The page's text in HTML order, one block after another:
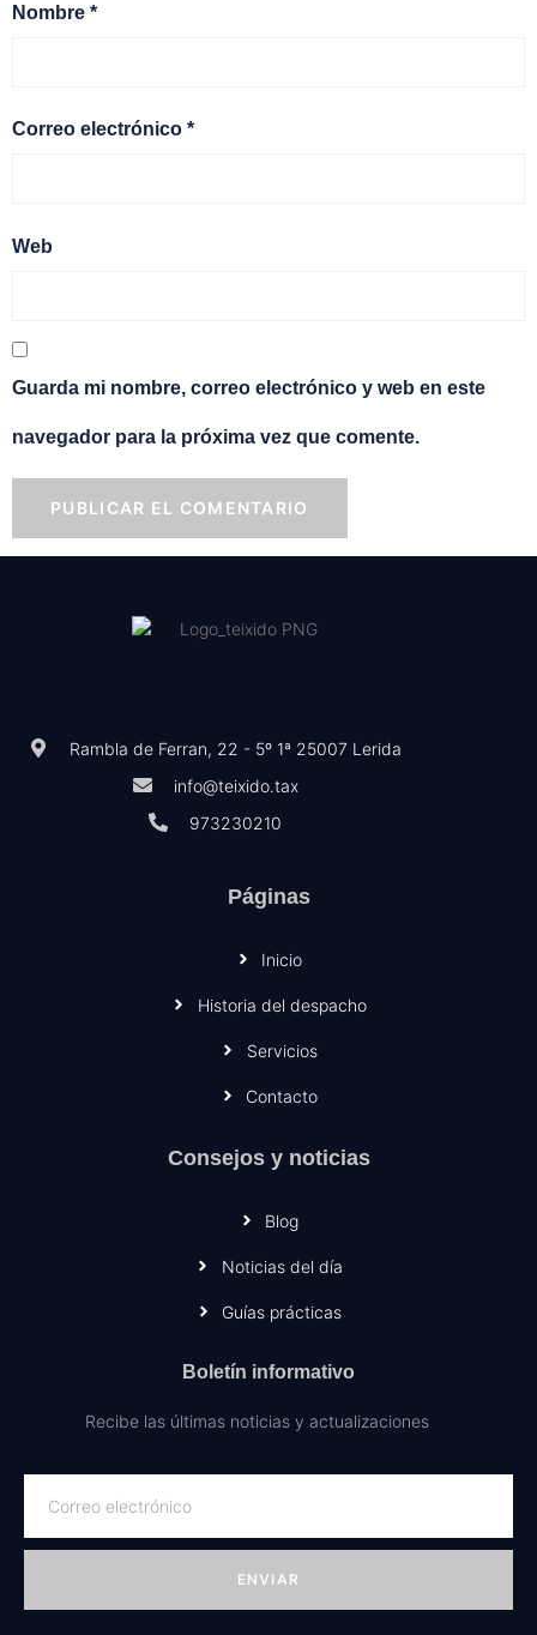
Nombre *
Correo electrónico *
Web
Guarda mi nombre, correo electrónico y web en este
navegador para la próxima vez que comente.
Rambla de Ferran, 22 - 5º 1ª 25007 Lerida
info@teixido.tax
973230210
Páginas
Inicio
Historia del despacho
Servicios
Contacto
Consejos y noticias
Blog
Noticias del día
Guías prácticas
Boletín informativo
Recibe las últimas noticias y actualizaciones
ENVIAR